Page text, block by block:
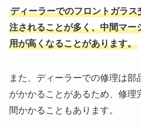
ディーラーでのフロントガラス
注されることが多く、中間マー
用が高くなることがあります。
また、ディーラーでの修理は部
がかかることがあるため、修理
間かかることもあります。